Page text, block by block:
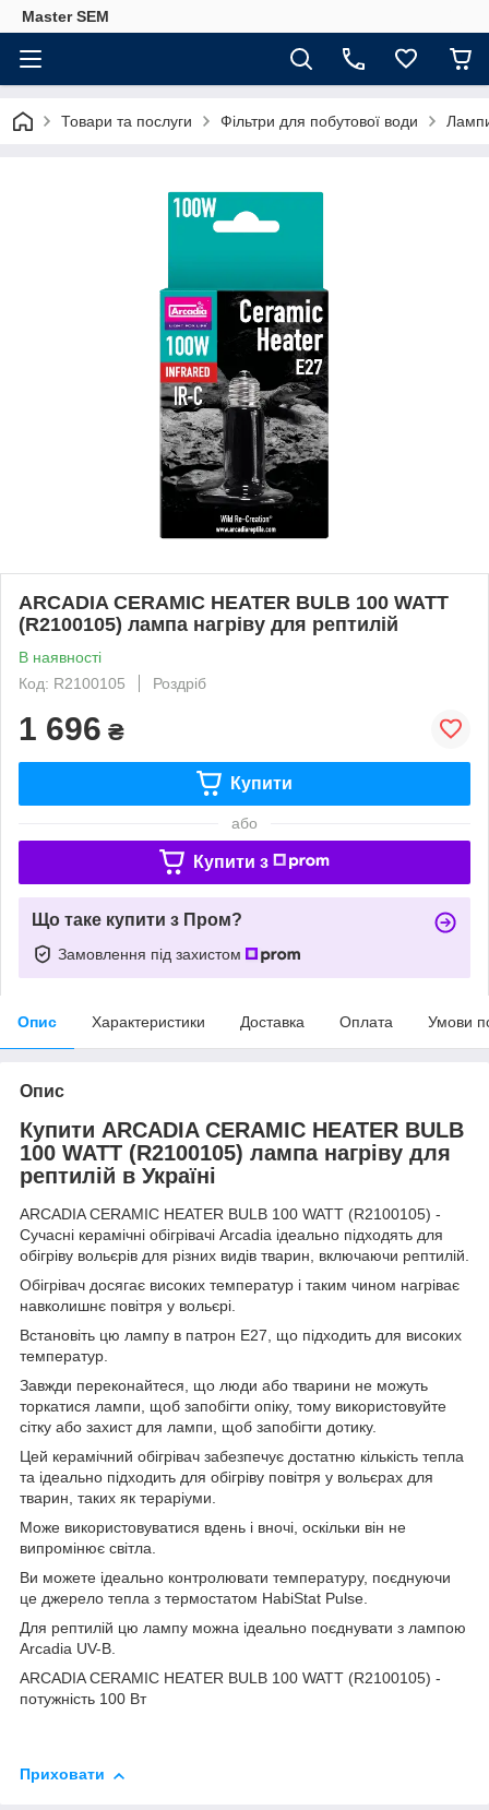
Master SEM
Товари та послуги Фільтри для побутової води
ARCADIA CERAMIC HEATER BULB 100 WATT
(R2100105) лампа нагріву для рептилій
В наявності
Код: R2100105
Роздріб
1 696 ₴
Купити
або
Купити з
Що таке купити з Пром?
Замовлення під захистом
Опис Характеристики Доставка Оплата Умови
Опис
Купити ARCADIA CERAMIC HEATER BULB
100 WATT (R2100105) лампа нагріву для
рептилій в Україні
ARCADIA CERAMIC HEATER BULB 100 WATT (R2100105) -
Сучасні керамічні обігрівачі Arcadia ідеально підходять для
обігріву вольєрів для різних видів тварин, включаючи рептилій.
Обігрівач досягає високих температур і таким чином нагріває
навколишнє повітря у вольєрі.
Встановіть цю лампу в патрон E27, що підходить для високих
температур.
Завжди переконайтеся, що люди або тварини не можуть
торкатися лампи, щоб запобігти опіку, тому використовуйте
сітку або захист для лампи, щоб запобігти дотику.
Цей керамічний обігрівач забезпечує достатню кількість тепла
та ідеально підходить для обігріву повітря у вольєрах для
тварин, таких як тераріуми.
Може використовуватися вдень і вночі, оскільки він не
випромінює світла.
Ви можете ідеально контролювати температуру, поєднуючи
це джерело тепла з термостатом HabiStat Pulse.
Для рептилій цю лампу можна ідеально поєднувати з лампою
Arcadia UV-B.
ARCADIA CERAMIC HEATER BULB 100 WATT (R2100105) -
потужність 100 Вт
Приховати